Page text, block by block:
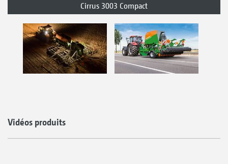
Cirrus 3003 Compact
Vidéos produits